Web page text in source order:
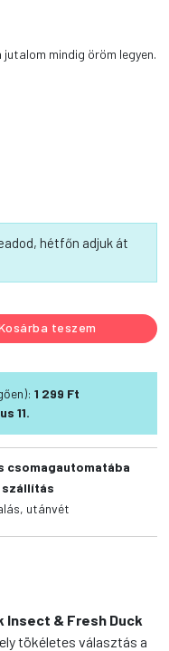
mindig öröm legyen.
hétfőn adjuk át
teszem
1 299 Ft
11.
csomagautomatába
szállítás
utánvét
Insect & Fresh Duck
tökéletes választás a